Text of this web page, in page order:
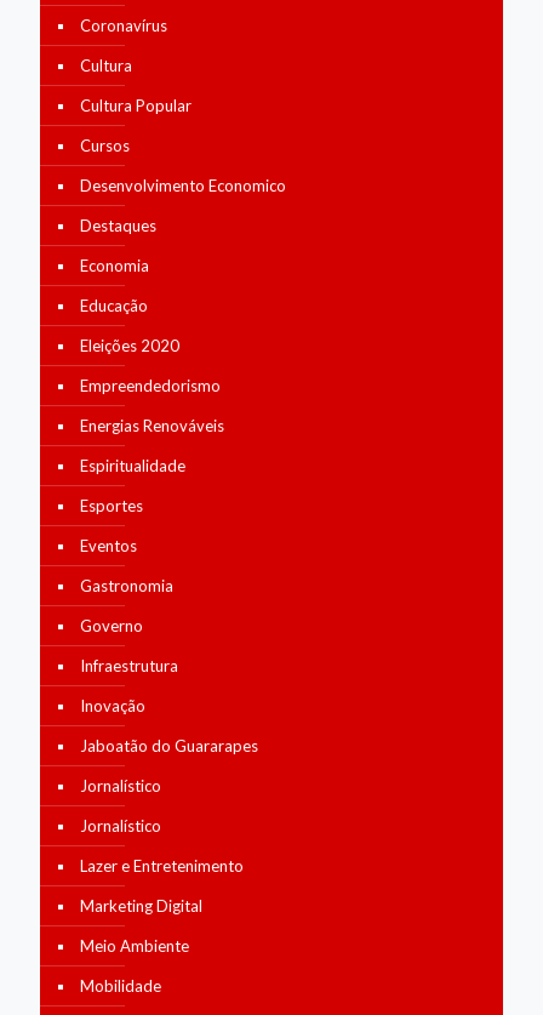
Coronavírus
Cultura
Cultura Popular
Cursos
Desenvolvimento Economico
Destaques
Economia
Educação
Eleições 2020
Empreendedorismo
Energias Renováveis
Espiritualidade
Esportes
Eventos
Gastronomia
Governo
Infraestrutura
Inovação
Jaboatão do Guararapes
Jornalístico
Jornalístico
Lazer e Entretenimento
Marketing Digital
Meio Ambiente
Mobilidade